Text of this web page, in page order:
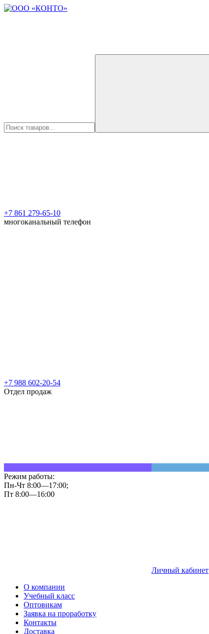
+7 861 279-65-10
многоканальный телефон
+7 988 602-20-54
Отдел продаж
Режим работы:
Пн-Чт 8:00—17:00;
Пт 8:00—16:00
Личный кабинет
О компании
Учебный класс
Оптовикам
Заявка на проработку
Контакты
Доставка